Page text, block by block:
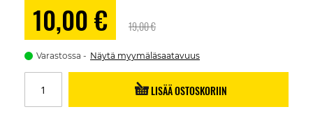
10,00 € 19,00 €
Varastossa Näytä myymäläsaatavuus
LISÄÄ OSTOSKORIIN
images